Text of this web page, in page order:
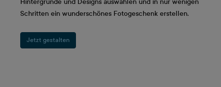
Schritten ein wunderschönes Fotogeschenk erstellen.
Jetzt gestalten